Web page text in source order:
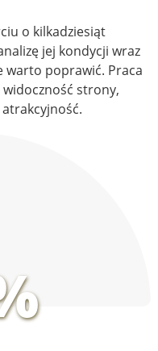
o kilkadziesiąt
jej kondycji wraz
warto poprawić. Praca
strony,